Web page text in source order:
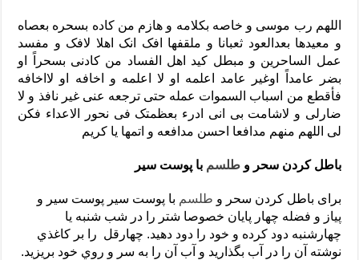
اللهم رب موسی و خاصه بکلامه و هازم من کاده بسحره بعصاه
و معیدها بعدالعود ثعبانا و ملقفها افک انک اهلا لافک و مفسد
عمل الساحرین و مبطل کید اهل الفساد من کادنی بسحراً او
بضر عامداً اوغیر عامد اعلمه او لا اعلمه و اخافه او لااخافه
فأقطع من اسباب السموات عمله حتی ترجعه عنی غیر نافذ و لا
ضارلی و لاشامت بی انی ادرء بعظمتک فی نحور الاعداء فکن
لی اللهم منهم مدافعا احسن مدافعه و اتمها یا کریم
باطل کردن سحر وطلسم با پوست سیر
برای باطل کردن سحر و طلسم با پوست سیر پوست سير و
پياز و فضله چهار پايان خصوصا شتر را در شب شنبه يا
چهارشنبه دود کرده و خود را دود دهید. چهارقل را بر کاغذي
نوشته آن را در آب بگذارید و آب آن را به سر و روي خود بریزید.